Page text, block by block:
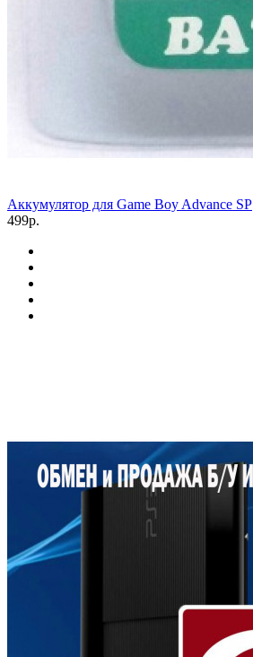
Аккумулятор для Game Boy Advance SP
499р.